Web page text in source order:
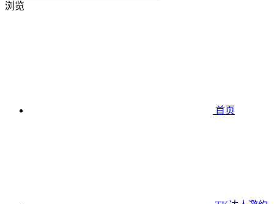
浏览
首页